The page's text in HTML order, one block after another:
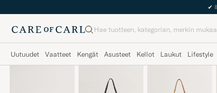
✔
Haku
Uutuudet Vaatteet Kengät Asusteet Kellot Laukut Lifestyle